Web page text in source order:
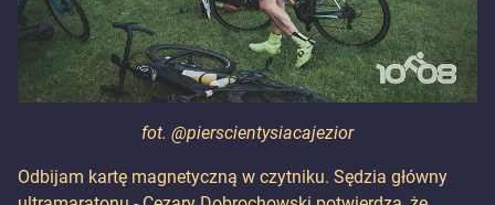
fot. @pierscientysiacajezior
Odbijam kartę magnetyczną w czytniku. Sędzia główny